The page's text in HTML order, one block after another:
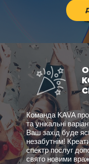
Команда KAVA
та унікальні
Ваш захід буде
незабутнім!
спектр послуг
свято новими